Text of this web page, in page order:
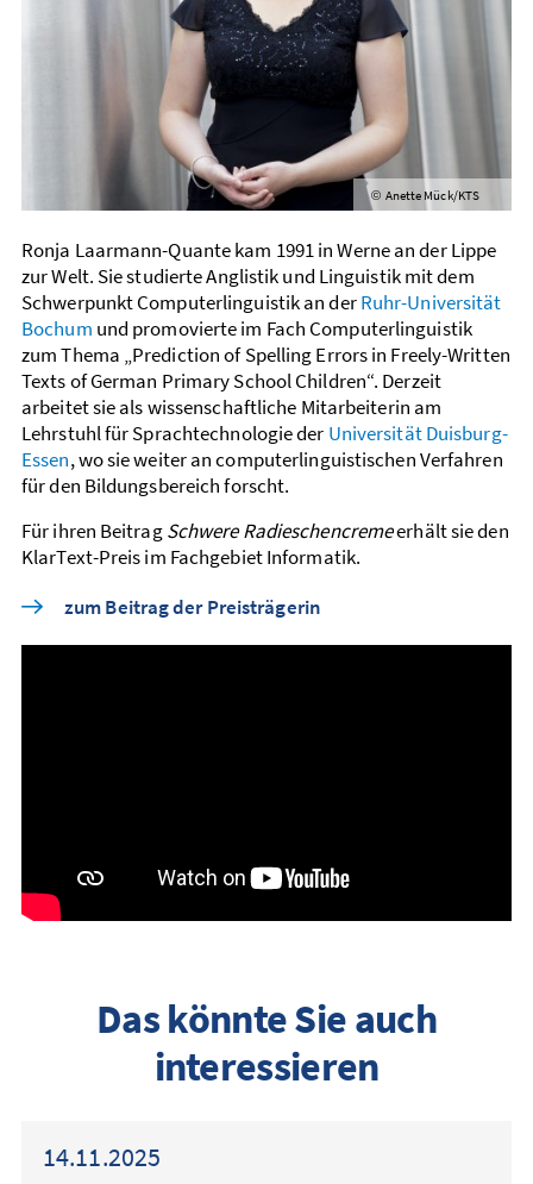
© Anette Mück/KTS
Ronja Laarmann-Quante kam 1991 in Werne an der Lippe
zur Welt. Sie studierte Anglistik und Linguistik mit dem
Schwerpunkt Computer­linguistik an derRuhr-Universität
Bochum und promovierte im Fach Computer­linguistik
zum Thema „Prediction of Spelling Errors in Freely-Written
Texts of German Primary School Children“. Derzeit
arbeitet sie als wissen­schaftliche Mitarbeiterin am
Lehrstuhl für Sprach­technologie der Universität Duisburg-
Essen, wo sie weiter an computer­linguistischen Verfahren
für den Bildungs­bereich forscht.
Für ihren BeitragSchwere Radieschencremeerhält sie den
KlarText-Preis im Fachgebiet Informatik.
zum Beitrag der Preisträgerin
Das könnte Sie auch
interessieren
14.11.2025